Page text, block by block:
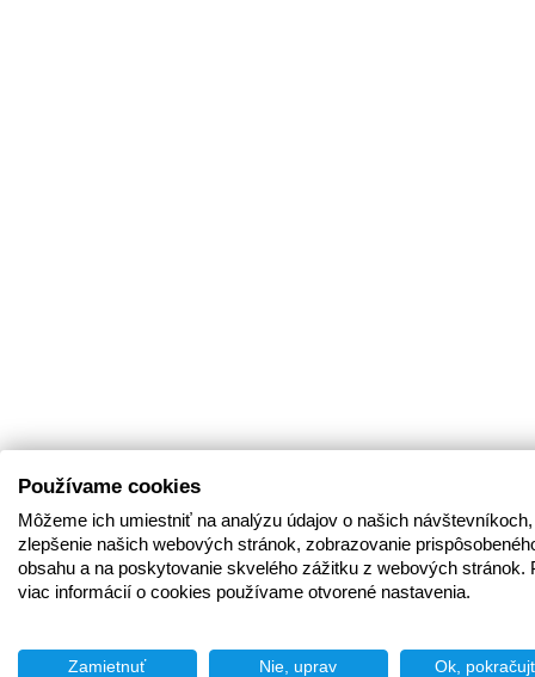
Používame cookies
Môžeme ich umiestniť na analýzu údajov o našich
zlepšenie našich webových stránok, zobrazovanie
obsahu a na poskytovanie skvelého zážitku z webových stránok.
viac informácií o cookies používame otvorené nastavenia.
Zamietnuť Nie, uprav Ok,